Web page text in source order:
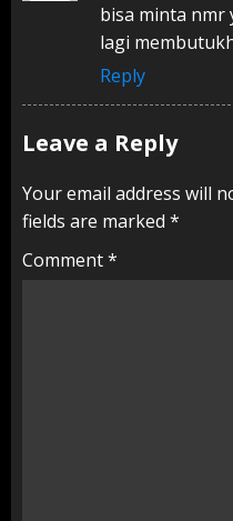
bisa minta nmr
lagi
Reply
Leave a Reply
Your email address will
fields are marked *
Comment*